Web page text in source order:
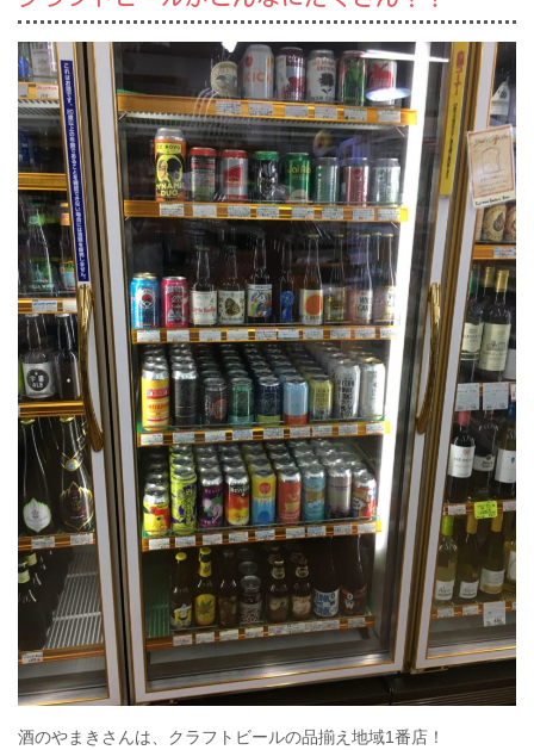
酒のやまきさんは、クラフトビールの品揃え地域1番店！